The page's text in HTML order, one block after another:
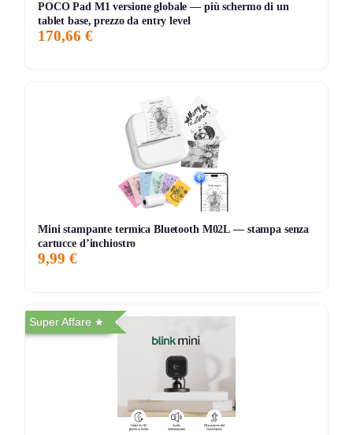
7G 30G 90G Tutto
POCO Pad M1 versione globale — più schermo di un
tablet base, prezzo da entry level
170,66 €
Mini stampante termica Bluetooth M02L — stampa senza
cartucce d’inchiostro
9,99 €
Super Affare